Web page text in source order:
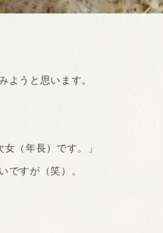
ようと思います。
（年長）です。」
ですが（笑）。